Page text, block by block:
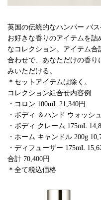
英国の伝統的なハンパー バ
お好きな香りのアイテムを
なコレクション。アイテム合
合わせで、あなただけの香り
みいただける。
＊セットアイテムは除く。
コレクション組合せ内容例
・コロン 100mL 21,340円
・ボディ ＆ハンド ウォッシ
・ボディ クレーム 175mL
・ホーム キャンドル 200g
・ディフューザー 175mL
合計 70,400円
＊全て税込価格